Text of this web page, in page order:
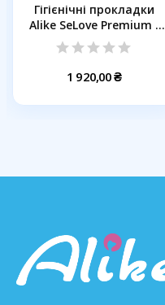
Гігієнічні прокладки
Alike SeLove Premium ,
12...
1 920,00 ₴